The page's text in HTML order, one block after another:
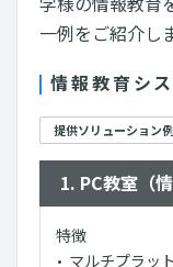
一例をご紹介し
情報教育シ
提供ソリューション例
1. PC教室（
特徴
マルチプラッ